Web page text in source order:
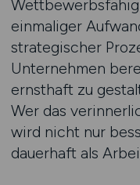
einmaliger
strategischer
Unternehmen
ernsthaft zu
Wer das
wird nicht nur
dauerhaft als